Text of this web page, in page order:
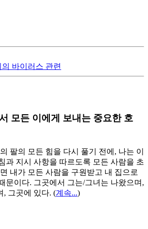
바이러스 관련
모든 이에게 보내는 중요한 호
팔의 모든 힘을 다시 풀기 전에, 나는 이
과 지시 사항을 따르도록 모든 사람을 초
내가 모든 사람을 구원받고 내 집으로
문이다. 그곳에서 그는/그녀는 나왔으며,
, 그곳에 있다. (계속...)